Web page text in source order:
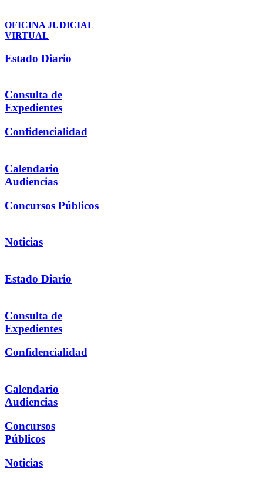
OFICINA JUDICIAL
VIRTUAL
Estado Diario
Consulta de
Expedientes
Confidencialidad
Calendario
Audiencias
Concursos Públicos
Noticias
Estado Diario
Consulta de
Expedientes
Confidencialidad
Calendario
Audiencias
Concursos
Públicos
Noticias